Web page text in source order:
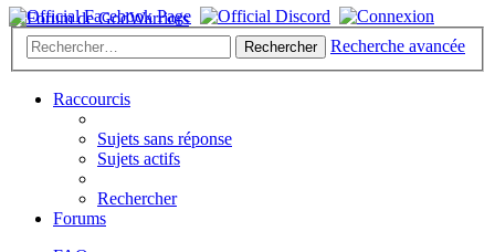
Rechercher Recherche avancée
Raccourcis
Sujets sans réponse
Sujets actifs
Rechercher
Forums